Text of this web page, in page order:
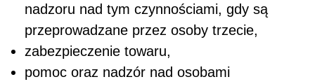
nadzoru nad tym czynnościami, gdy są
przeprowadzane przez osoby trzecie,
zabezpieczenie towaru,
pomoc oraz nadzór nad osobami